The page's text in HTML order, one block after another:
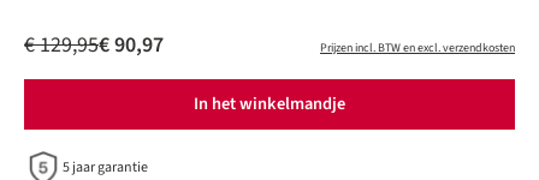
€ 90,97
€ 129,95 Prijzen incl. BTW en excl. verzendkosten
In het winkelmandje
5 jaar garantie